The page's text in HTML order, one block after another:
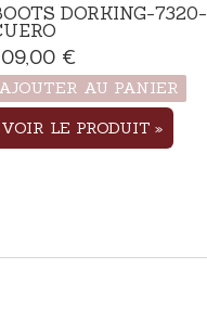
DORKING-7320-
€
AJOUTER AU PANIER
VOIR LE PRODUIT